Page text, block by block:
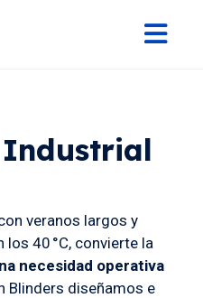
veranos largos y
40 °C, convierte la
necesidad operativa
Blinders diseñamos e